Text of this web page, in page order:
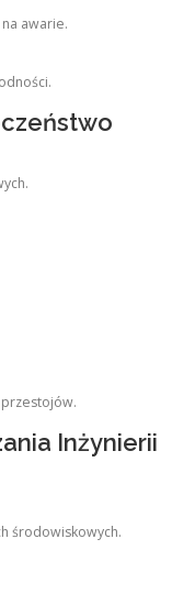
awarie.
przestojów.
Inżynierii
środowiskowych.